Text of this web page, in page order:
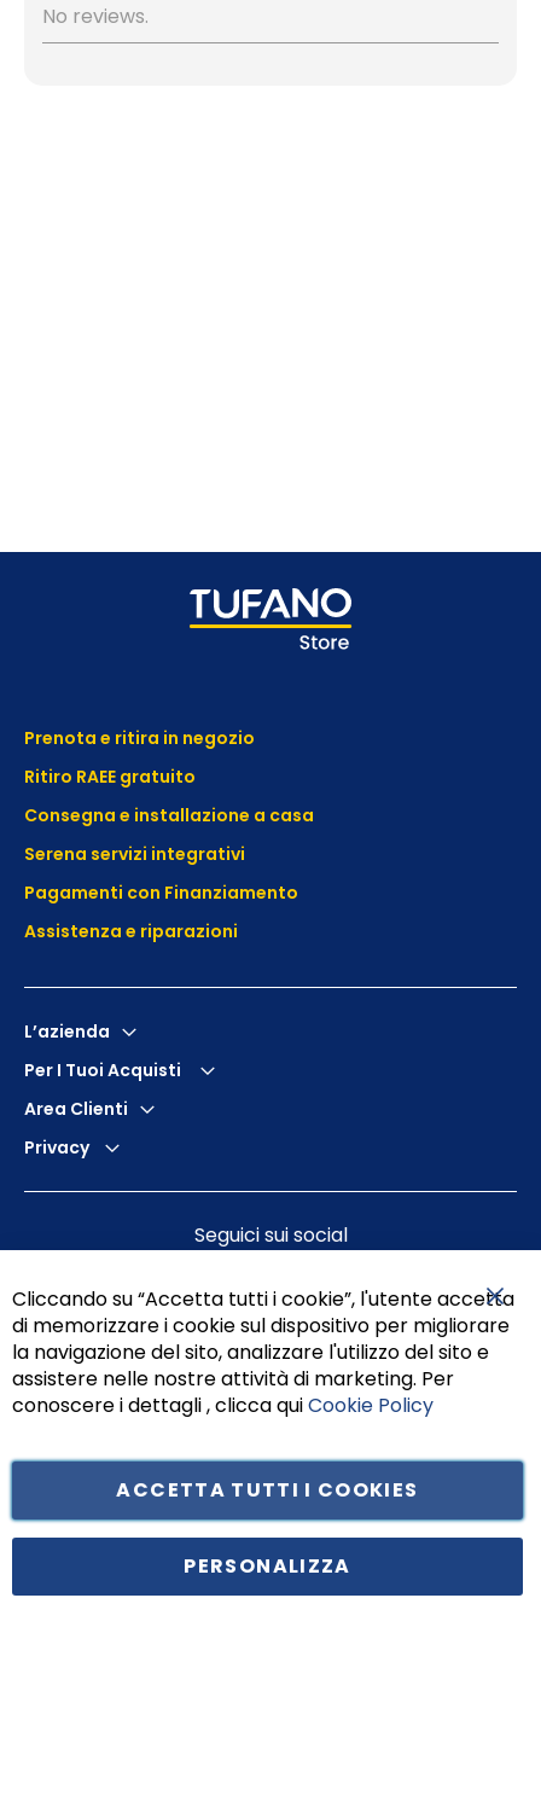
No reviews.
Prenota e ritira in negozio
Ritiro RAEE gratuito
Consegna e installazione a casa
Serena servizi integrativi
Pagamenti con Finanziamento
Assistenza e riparazioni
L’azienda
Per I Tuoi Acquisti
Area Clienti
Privacy
Seguici sui social
Principe di Piemonte 199, cap. 80026 Casoria (NA) - C.F. 05834470634 -
Cliccando su “Accetta tutti i cookie”, l'utente accetta
di memorizzare i cookie sul dispositivo per migliorare
la navigazione del sito, analizzare l'utilizzo del sito e
assistere nelle nostre attività di marketing. Per
conoscere i dettagli , clicca quiCookie Policy
ACCETTA TUTTI I COOKIES
PERSONALIZZA